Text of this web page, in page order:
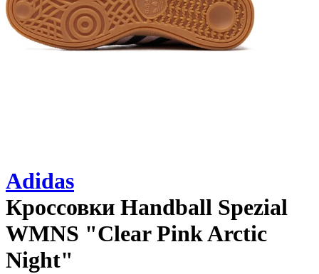
Adidas
Кроссовки Handball Spezial
WMNS "Clear Pink Arctic
Night"